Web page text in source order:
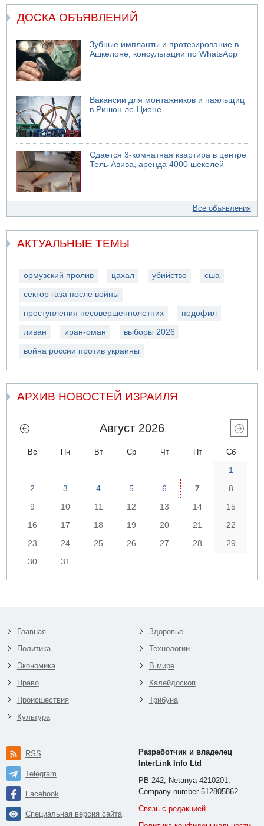
ДОСКА ОБЪЯВЛЕНИЙ
Зубные импланты и протезирование в
Ашкелоне, консультации по WhatsApp
Вакансии для монтажников и паяльщиц
в Ришон ле-Ционе
Сдается 3-комнатная квартира в центре
Тель-Авива, аренда 4000 шекелей
Все объявления
АКТУАЛЬНЫЕ ТЕМЫ
ормузский пролив цахал убийство сша
сектор газа после войны
преступления несовершеннолетних педофил
ливан иран-оман выборы 2026
война россии против украины
АРХИВ НОВОСТЕЙ ИЗРАИЛЯ
Август 2026
Вс Пн Вт Ср Чт Пт Сб
1
2
3 4 5 6 7
8
9
10 11 12 13 14
15
16
17 18 19 20 21
22
23
24 25 26 27 28
29
30
31
Главная
Политика
Экономика
Право
Происшествия
Культура
Здоровье
Технологии
В мире
Калейдоскоп
Трибуна
RSS
Telegram
Facebook
Специальная версия сайта
Разработчик и владелец
InterLink Info Ltd
PB 242, Netanya 4210201,
Company number 512805862
Связь с редакцией